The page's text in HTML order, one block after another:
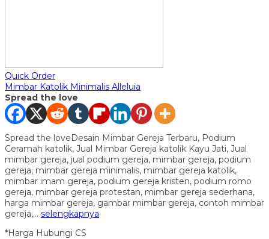
Quick Order
Mimbar Katolik Minimalis Alleluia
Spread the love
Spread the loveDesain Mimbar Gereja Terbaru, Podium
Ceramah katolik, Jual Mimbar Gereja katolik Kayu Jati, Jual
mimbar gereja, jual podium gereja, mimbar gereja, podium
gereja, mimbar gereja minimalis, mimbar gereja katolik,
mimbar imam gereja, podium gereja kristen, podium romo
gereja, mimbar gereja protestan, mimbar gereja sederhana,
harga mimbar gereja, gambar mimbar gereja, contoh mimbar
gereja,… selengkapnya
*Harga Hubungi CS